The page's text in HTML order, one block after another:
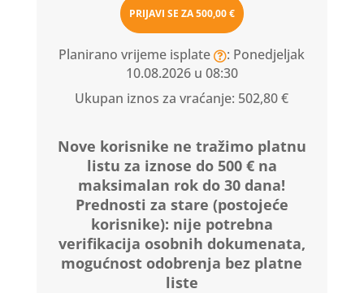
PRIJAVI SE ZA500,00 €
Planirano vrijeme isplate
: Ponedjeljak
10.08.2026 u 08:30
Ukupan iznos za vraćanje: 502,80 €
Nove korisnike ne tražimo platnu
listu za iznose do 500 € na
maksimalan rok do 30 dana!
Prednosti za stare (postojeće
korisnike): nije potrebna
verifikacija osobnih dokumenata,
mogućnost odobrenja bez platne
liste